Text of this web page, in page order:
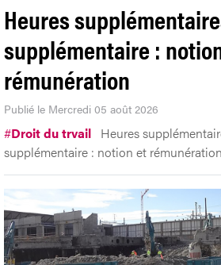
Heures
supplémentaire :
rémunération
Publié le Mercredi 05 août 2026
#Droit du trvail Heures
supplémentaire : notion et rémunération